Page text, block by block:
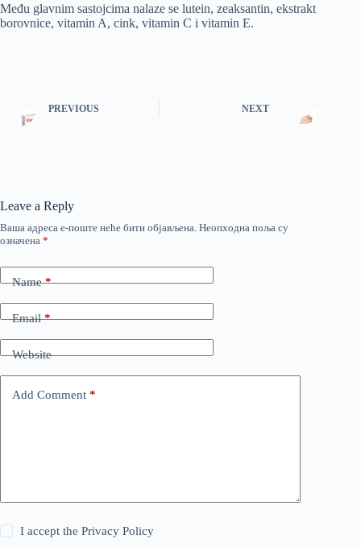
Među glavnim sastojcima nalaze se lutein, zeaksantin, ekstrakt
borovnice, vitamin A, cink, vitamin C i vitamin E.
PREVIOUS NEXT
Leave a Reply
Ваша адреса е-поште неће бити објављена. Неопходна поља су
означена *
Name*
Email*
Website
Add Comment *
I accept thePrivacy Policy